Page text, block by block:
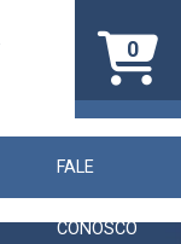
0
FALE
CONOSCO